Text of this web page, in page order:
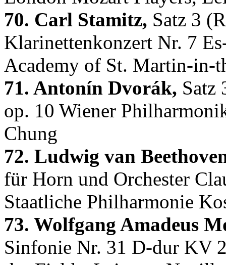
70. Carl Stamitz, Satz 3
Klarinettenkonzert Nr. 7
Academy of St. Martin-in-
71. Antonín Dvorák, Satz
op. 10 Wiener
Chung
72. Ludwig van
für Horn und Orchester
Staatliche Philharmonie
73. Wolfgang Amadeus
Sinfonie Nr. 31 D-dur KV